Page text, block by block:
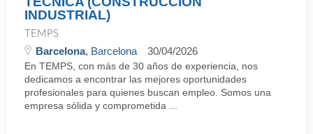
INDUSTRIAL)
TEMPS
Barcelona, Barcelona 30/04/2026
En TEMPS, con más de 30 años de experiencia, nos
dedicamos a encontrar las mejores oportunidades
profesionales para quienes buscan empleo. Somos una
empresa sólida y comprometida ...